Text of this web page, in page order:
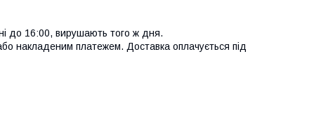
до 16:00, вирушають того ж дня.
накладеним платежем. Доставка оплачується під